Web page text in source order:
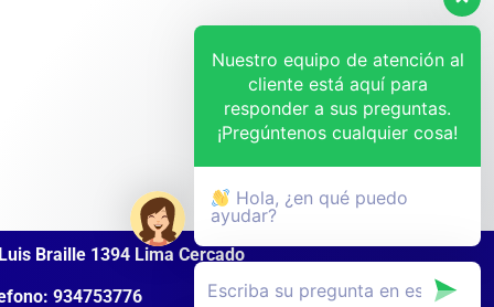
Braille 1394 Lima Cercado
934753776
Nuestro equipo de atención al
cliente está aquí para
responder a sus preguntas.
¡Pregúntenos cualquier cosa!
Hola, ¿en qué puedo
ayudar?